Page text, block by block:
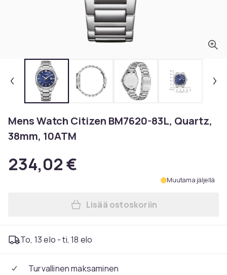
Mens Watch Citizen BM7620-83L, Quartz,
38mm, 10ATM
234,02 €
Muutama jäljellä
Lisää Mens Watch Citizen
Lisää ostoskoriin
To, 13 elo - ti, 18 elo
Turvallinen maksaminen